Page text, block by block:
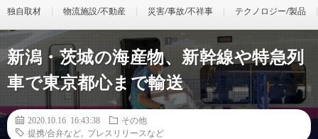
独自取材 物流施設/不動産 災害/事故/不祥事 テクノロジー/製品
新潟・茨城の海産物、新幹線や特急列
車で東京都心まで輸送
2020.10.16 16:43:38
その他
提携/合弁など
プレスリリースなど